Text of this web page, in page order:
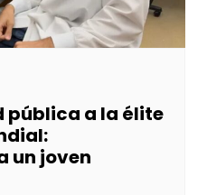
pública a la élite
un joven